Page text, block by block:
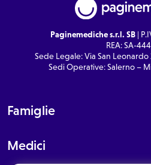
Paginemediche s.r.l. SB|
REA: SA-
Sede Legale: Via San Leonardo
Sedi Operative: Salerno –
Famiglie
Medici